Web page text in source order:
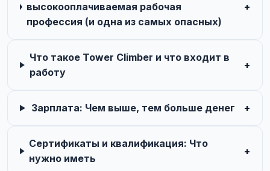
высокооплачиваемая рабочая
профессия (и одна из самых опасных)
+
Что такое Tower Climber и что входит в
работу
+
Зарплата: Чем выше, тем больше денег +
Сертификаты и квалификация: Что
нужно иметь
+